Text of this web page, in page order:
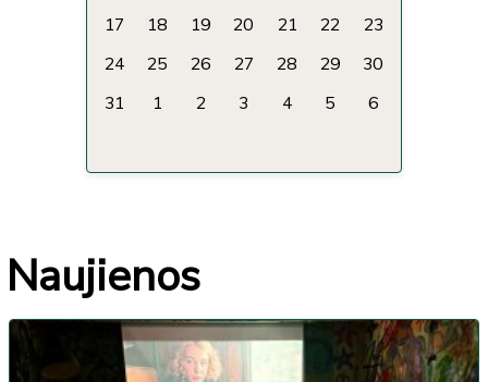
17
18 19 20 21 22
23
24
25 26 27 28 29
30
31
1 2 3 4 5 6
Naujienos